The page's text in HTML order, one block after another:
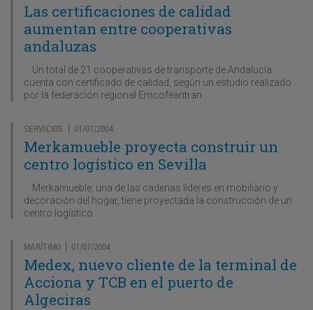
Las certificaciones de calidad
aumentan entre cooperativas
andaluzas
Un total de 21 cooperativas de transporte de Andalucía
cuenta con certificado de calidad, según un estudio realizado
por la federación regional Emcofeantran
SERVICIOS | 01/07/2004
Merkamueble proyecta construir un
centro logístico en Sevilla
Merkamueble, una de las cadenas líderes en mobiliario y
decoración del hogar, tiene proyectada la construcción de un
centro logístico
MARÍTIMO | 01/07/2004
Medex, nuevo cliente de la terminal de
Acciona y TCB en el puerto de
Algeciras